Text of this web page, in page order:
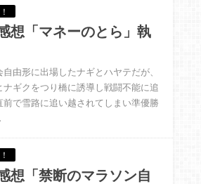
想「マネーのとら」執
由形に出場したナギとハヤテだが、
ギクをつり橋に誘導し戦闘不能に追
で雪路に追い越されてしまい準優勝
想「禁断のマラソン自